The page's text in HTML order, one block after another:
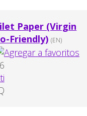
Paper (Virgin
Friendly) (EN)